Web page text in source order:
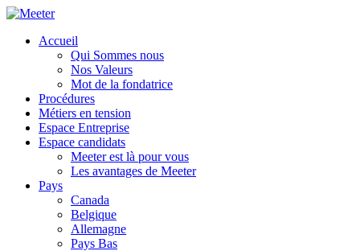
Accueil
Qui Sommes nous
Nos Valeurs
Mot de la fondatrice
Procédures
Métiers en tension
Espace Entreprise
Espace candidats
Meeter est là pour vous
Les avantages de Meeter
Pays
Canada
Belgique
Allemagne
Pays Bas